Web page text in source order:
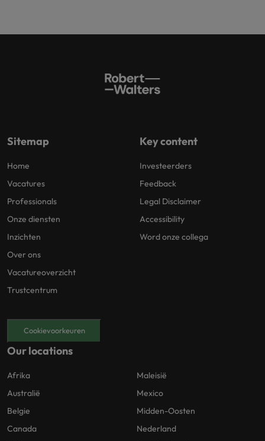
Sitemap
Home
Vacatures
Professionals
Onze diensten
Inzichten
Over ons
Vacatureoverzicht
Trustcentrum
Key content
Investeerders
Feedback
Legal Disclaimer
Accessibility
Word onze collega
Cookievoorkeuren
Our locations
Afrika
Australië
Belgie
Canada
Maleisië
Mexico
Midden-Oosten
Nederland